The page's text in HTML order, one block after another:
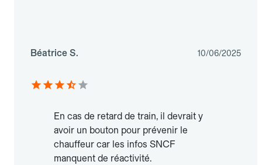
Béatrice S. 10/06/2025
En cas de retard de train, il devrait y
avoir un bouton pour prévenir le
chauffeur car les infos SNCF
manquent de réactivité.